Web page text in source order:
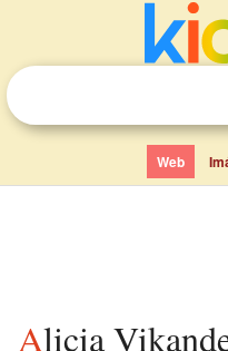
Web
Alicia